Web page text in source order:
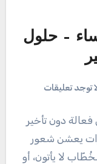
– حلول
توجد تعليقات
دون تأخير
يعشن شعور
لا يأتون، أو